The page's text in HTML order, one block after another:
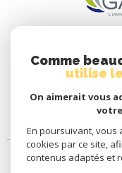
Comme
utilise
On aimerait vous
En poursuivant, vous
cookies par ce site,
contenus adaptés et